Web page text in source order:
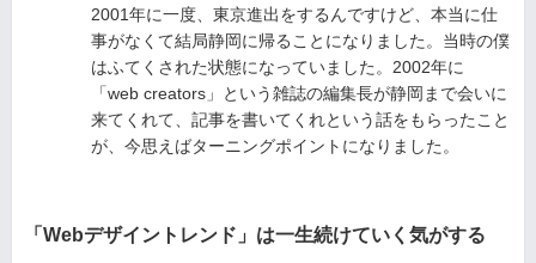
2001年に一度、東京進出をするんですけど、本当に仕
事がなくて結局静岡に帰ることになりました。当時の僕
はふてくされた状態になっていました。2002年に
「web creators」という雑誌の編集長が静岡まで会いに
来てくれて、記事を書いてくれという話をもらったこと
が、今思えばターニングポイントになりました。
「Webデザイントレンド」は一生続けていく気がする